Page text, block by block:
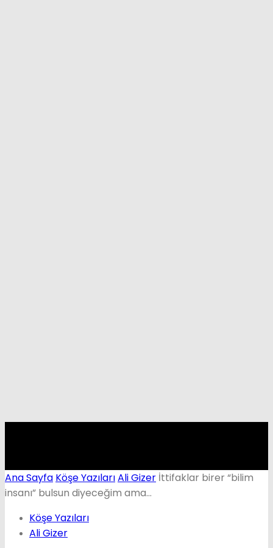
Ana Sayfa Köşe YazılarıAli Gizer İttifaklar birer “bilim
insanı” bulsun diyeceğim ama…
Köşe Yazıları
Ali Gizer